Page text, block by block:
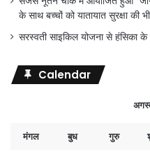
के साथ बच्चों को यातायात सुरक्षा की
सरस्वती साइकिल योजना से हंसिका के
Calendar
मंगल बुध गुरु